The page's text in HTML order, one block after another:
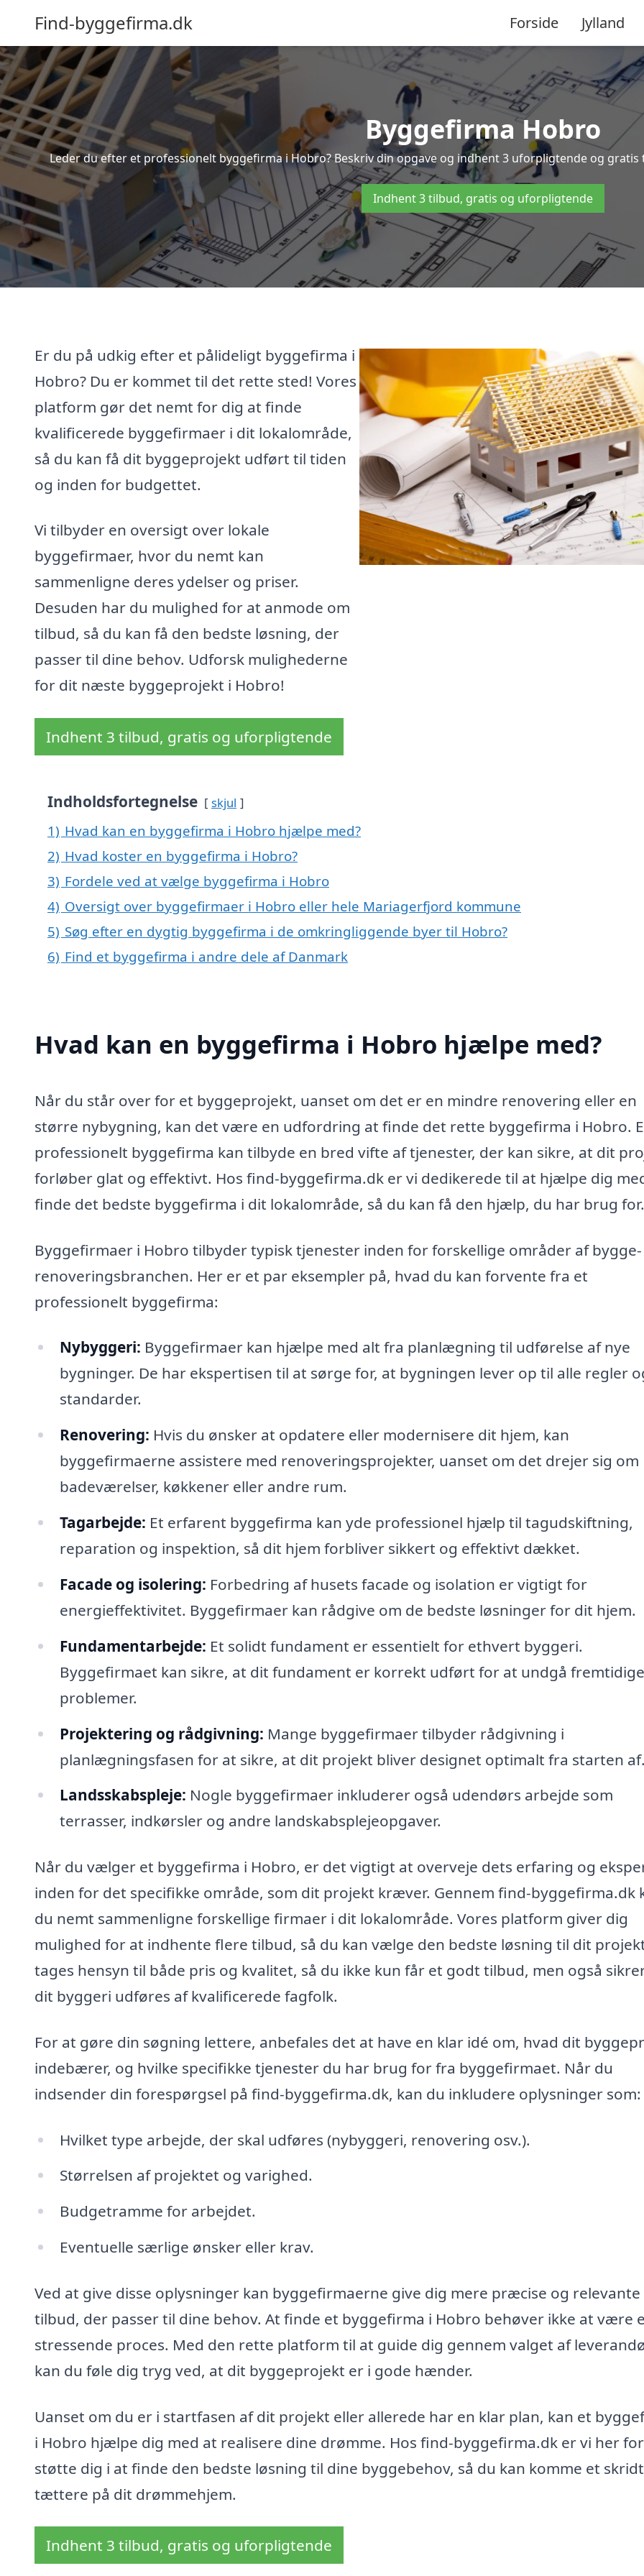
Find-byggefirma.dk Forside Jylland
Byggefirma Hobro
Leder du efter et professionelt byggefirma i Hobro? Beskriv din opgave og indhent 3 uforpligtende og
Indhent 3 tilbud, gratis og uforpligtende
Er du på udkig efter et pålideligt byggefirma i
Hobro? Du er kommet til det rette sted! Vores
platform gør det nemt for dig at finde
kvalificerede byggefirmaer i dit lokalområde,
så du kan få dit byggeprojekt udført til tiden
og inden for budgettet.
Vi tilbyder en oversigt over lokale
byggefirmaer, hvor du nemt kan
sammenligne deres ydelser og priser.
Desuden har du mulighed for at anmode om
tilbud, så du kan få den bedste løsning, der
passer til dine behov. Udforsk mulighederne
for dit næste byggeprojekt i Hobro!
Indhent 3 tilbud, gratis og uforpligtende
Indholdsfortegnelse skjul
1) Hvad kan en byggefirma i Hobro hjælpe med?
2) Hvad koster en byggefirma i Hobro?
3) Fordele ved at vælge byggefirma i Hobro
4) Oversigt over byggefirmaer i Hobro eller hele Mariagerfjord kommune
5) Søg efter en dygtig byggefirma i de omkringliggende byer til Hobro?
6) Find et byggefirma i andre dele af Danmark
Hvad kan en byggefirma i Hobro hjælpe med?
Når du står over for et byggeprojekt, uanset om det er en mindre renovering eller en
større nybygning, kan det være en udfordring at finde det rette byggefirma i Hobro.
professionelt byggefirma kan tilbyde en bred vifte af tjenester, der kan sikre, at dit
forløber glat og effektivt. Hos find-byggefirma.dk er vi dedikerede til at hjælpe dig
finde det bedste byggefirma i dit lokalområde, så du kan få den hjælp, du har brug for.
Byggefirmaer i Hobro tilbyder typisk tjenester inden for forskellige områder af
renoveringsbranchen. Her er et par eksempler på, hvad du kan forvente fra et
professionelt byggefirma:
Nybyggeri: Byggefirmaer kan hjælpe med alt fra planlægning til udførelse af nye
bygninger. De har ekspertisen til at sørge for, at bygningen lever op til alle regler
standarder.
Renovering: Hvis du ønsker at opdatere eller modernisere dit hjem, kan
byggefirmaerne assistere med renoveringsprojekter, uanset om det drejer sig om
badeværelser, køkkener eller andre rum.
Tagarbejde: Et erfarent byggefirma kan yde professionel hjælp til tagudskiftning,
reparation og inspektion, så dit hjem forbliver sikkert og effektivt dækket.
Facade og isolering: Forbedring af husets facade og isolation er vigtigt for
energieffektivitet. Byggefirmaer kan rådgive om de bedste løsninger for dit hjem.
Fundamentarbejde: Et solidt fundament er essentielt for ethvert byggeri.
Byggefirmaet kan sikre, at dit fundament er korrekt udført for at undgå fremtidige
problemer.
Projektering og rådgivning: Mange byggefirmaer tilbyder rådgivning i
planlægningsfasen for at sikre, at dit projekt bliver designet optimalt fra starten
Landsskabspleje: Nogle byggefirmaer inkluderer også udendørs arbejde som
terrasser, indkørsler og andre landskabsplejeopgaver.
Når du vælger et byggefirma i Hobro, er det vigtigt at overveje dets erfaring og
inden for det specifikke område, som dit projekt kræver. Gennem find-byggefirma.dk
du nemt sammenligne forskellige firmaer i dit lokalområde. Vores platform giver dig
mulighed for at indhente flere tilbud, så du kan vælge den bedste løsning til dit
tages hensyn til både pris og kvalitet, så du ikke kun får et godt tilbud, men også
dit byggeri udføres af kvalificerede fagfolk.
For at gøre din søgning lettere, anbefales det at have en klar idé om, hvad dit
indebærer, og hvilke specifikke tjenester du har brug for fra byggefirmaet. Når du
indsender din forespørgsel på find-byggefirma.dk, kan du inkludere oplysninger som:
Hvilket type arbejde, der skal udføres (nybyggeri, renovering osv.).
Størrelsen af projektet og varighed.
Budgetramme for arbejdet.
Eventuelle særlige ønsker eller krav.
Ved at give disse oplysninger kan byggefirmaerne give dig mere præcise og relevante
tilbud, der passer til dine behov. At finde et byggefirma i Hobro behøver ikke at være
stressende proces. Med den rette platform til at guide dig gennem valget af
kan du føle dig tryg ved, at dit byggeprojekt er i gode hænder.
Uanset om du er i startfasen af dit projekt eller allerede har en klar plan, kan et
i Hobro hjælpe dig med at realisere dine drømme. Hos find-byggefirma.dk er vi her
støtte dig i at finde den bedste løsning til dine byggebehov, så du kan komme et skridt
tættere på dit drømmehjem.
Indhent 3 tilbud, gratis og uforpligtende